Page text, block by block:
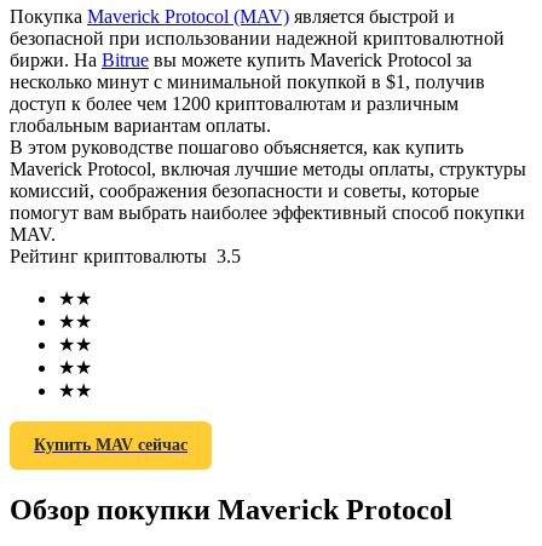
USDT-фьючерсы
Фьючерсы с использованием USDT в качестве
обеспечения
Фьючерсы на COIN-M
Криптовалютные фьючерсы
Покупка Maverick Protocol (MAV) является быстрой и
безопасной при использовании надежной криптовалютной
биржи. На Bitrue вы можете купить Maverick Protocol за
несколько минут с минимальной покупкой в ​​$1, получив
доступ к более чем 1200 криптовалютам и различным
глобальным вариантам оплаты.
В этом руководстве пошагово объясняется, как купить
Maverick Protocol, включая лучшие методы оплаты, структуры
комиссий, соображения безопасности и советы, которые
помогут вам выбрать наиболее эффективный способ покупки
MAV.
Рейтинг криптовалюты 3.5
★★
★★
★★
★★
★★
Купить MAV сейчас
Обзор покупки Maverick Protocol